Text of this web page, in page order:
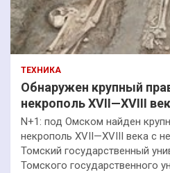
ТЕХНИКА
Обнаружен крупный
некрополь XVII—XVIII
N+1: под Омском найден
некрополь XVII—XVIII века с
Томский государственный
Томского государственного